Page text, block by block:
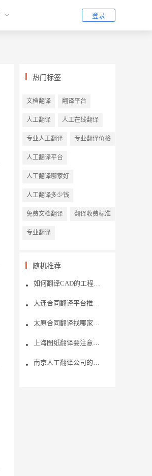
登录
热门标签
文档翻译 翻译平台
人工翻译 人工在线翻译
专业人工翻译 专业翻译价格
人工翻译平台
人工翻译哪家好
人工翻译多少钱
免费文档翻译 翻译收费标准
专业翻译
随机推荐
如何翻译CAD的工程图纸
​大连合同翻译平台推荐哪家好？翻译平台需要注意什么？
太原合同翻译找哪家？翻译步骤是什么？
上海图纸翻译要注意哪些问题？
南京人工翻译公司的翻译技术好吗？从哪些方面可以看出来